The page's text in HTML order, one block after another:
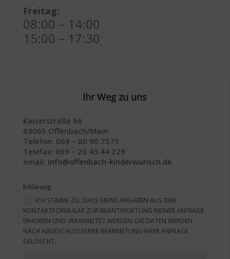
Freitag:
08:00 – 14:00
15:00 – 17:30
Ihr Weg zu uns
Kaiserstraße 66
63065 Offenbach/Main
Telefon: 069 – 80 90 7571
Telefax: 069 – 20 43 44 229
email: info@offenbach-kinderwunsch.de
Erklärung
ICH STIMME ZU, DASS MEINE ANGABEN AUS DEM
KONTAKTFORMULAR ZUR BEANTWORTUNG MEINER ANFRAGE
ERHOBEN UND VERARBEITET WERDEN. DIE DATEN WERDEN
NACH ABGESCHLOSSENER BEARBEITUNG IHRER ANFRAGE
GELÖSCHT.